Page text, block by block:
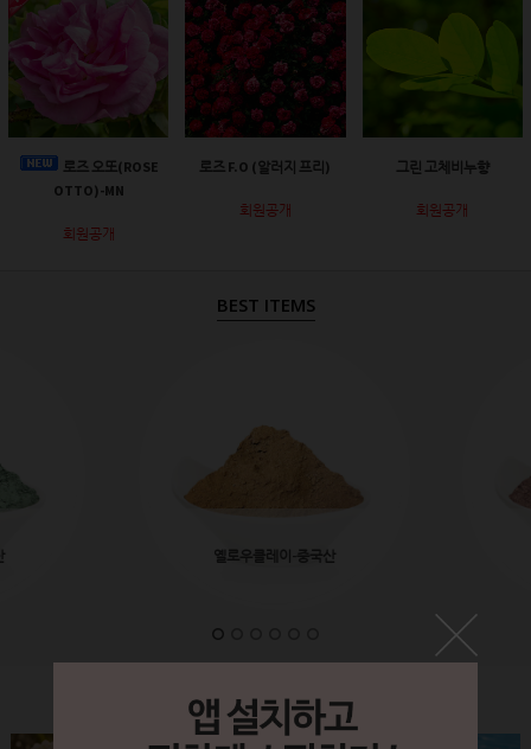
로즈 오또(ROSE
OTTO)-MN
회원공개
로즈 F.O (알러지 프리)
회원공개
그린 고체비누향
회원공개
BEST ITEMS
옐로우클레이-중국산
Label&Bottle